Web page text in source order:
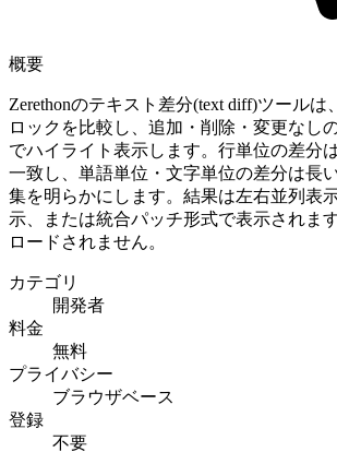
概要
Zerethonのテキスト差分(text diff)ツールは
ロックを比較し、追加・削除・変更なし
でハイライト表示します。行単位の差分
一致し、単語単位・文字単位の差分は長
集を明らかにします。結果は左右並列表
示、または統合パッチ形式で表示されま
ロードされません。
カテゴリ
開発者
料金
無料
プライバシー
ブラウザベース
登録
不要